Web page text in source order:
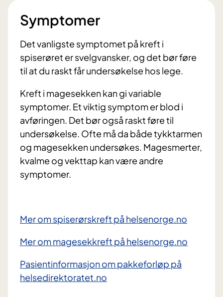
Symptomer
Det vanligste symptomet på kreft i
spiserøret er svelgvansker, og det bør føre
til at du raskt får undersøkelse hos lege.
Kreft i magesekken kan gi variable
symptomer. Et viktig symptom er blod i
avføringen. Det bør også raskt føre til
undersøkelse. Ofte må da både tykktarmen
og magesekken undersøkes. Magesmerter,
kvalme og vekttap kan være andre
symptomer.
Mer om spiserørskreft på helsenorge.no
Mer om magesekkreft på helsenorge.no
Pasientinformasjon om pakkeforløp på
helsedirektoratet.no